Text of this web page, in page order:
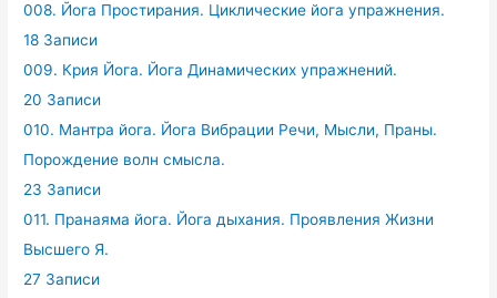
008. Йога Простирания. Циклические йога упражнения.
18 Записи
009. Крия Йога. Йога Динамических упражнений.
20 Записи
010. Мантра йога. Йога Вибрации Речи, Мысли, Праны.
Порождение волн смысла.
23 Записи
011. Пранаяма йога. Йога дыхания. Проявления Жизни
Высшего Я.
27 Записи